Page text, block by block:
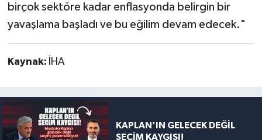
birçok sektöre kadar enflasyonda belirgin bir
yavaşlama başladı ve bu eğilim devam edecek."
Kaynak: İHA
KAPLAN’IN GELECEK DEĞİL
SEÇİM KAYGISI!